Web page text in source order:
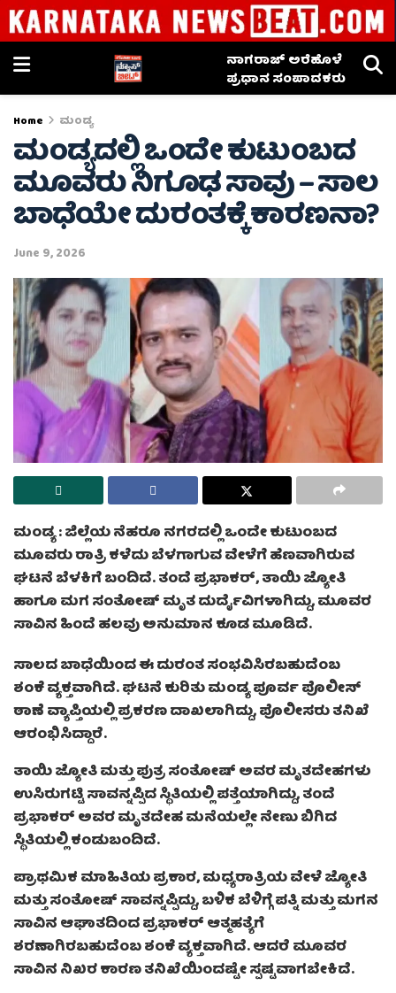
ನಾಗರಾಜ್ ಅರೆಹೊಳೆ
ಪ್ರಧಾನ ಸಂಪಾದಕರು
Home ಮಂಡ್ಯ
ಮಂಡ್ಯದಲ್ಲಿ ಒಂದೇ ಕುಟುಂಬದ
ಮೂವರು ನಿಗೂಢ ಸಾವು – ಸಾಲ
ಬಾಧೆಯೇ ದುರಂತಕ್ಕೆ ಕಾರಣನಾ?
June 9, 2026
ಮಂಡ್ಯ :ಜಿಲ್ಲೆಯ ನೆಹರೂ ನಗರದಲ್ಲಿ ಒಂದೇ ಕುಟುಂಬದ
ಮೂವರು ರಾತ್ರಿ ಕಳೆದು ಬೆಳಗಾಗುವ ವೇಳೆಗೆ ಹೆಣವಾಗಿರುವ
ಘಟನೆ ಬೆಳಕಿಗೆ ಬಂದಿದೆ. ತಂದೆ ಪ್ರಭಾಕರ್​, ತಾಯಿ ಜ್ಯೋತಿ
ಹಾಗೂ ಮಗ ಸಂತೋಷ್​​ ಮೃತ ದುರ್ದೈವಿಗಳಾಗಿದ್ದು, ಮೂವರ
ಸಾವಿನ ಹಿಂದೆ ಹಲವು ಅನುಮಾನ ಕೂಡ ಮೂಡಿದೆ.
ಸಾಲದ ಬಾಧೆಯಿಂದ ಈ ದುರಂತ ಸಂಭವಿಸಿರಬಹುದೆಂಬ
ಶಂಕೆ ವ್ಯಕ್ತವಾಗಿದೆ. ಘಟನೆ ಕುರಿತು ಮಂಡ್ಯ ಪೂರ್ವ ಪೊಲೀಸ್
ಠಾಣೆ ವ್ಯಾಪ್ತಿಯಲ್ಲಿ ಪ್ರಕರಣ ದಾಖಲಾಗಿದ್ದು, ಪೊಲೀಸರು ತನಿಖೆ
ಆರಂಭಿಸಿದ್ದಾರೆ.
ತಾಯಿ ಜ್ಯೋತಿ ಮತ್ತು ಪುತ್ರ ಸಂತೋಷ್ ಅವರ ಮೃತದೇಹಗಳು
ಉಸಿರುಗಟ್ಟಿ ಸಾವನ್ನಪ್ಪಿದ ಸ್ಥಿತಿಯಲ್ಲಿ ಪತ್ತೆಯಾಗಿದ್ದು, ತಂದೆ
ಪ್ರಭಾಕರ್ ಅವರ ಮೃತದೇಹ ಮನೆಯಲ್ಲೇ ನೇಣು ಬಿಗಿದ
ಸ್ಥಿತಿಯಲ್ಲಿ ಕಂಡುಬಂದಿದೆ.
ಪ್ರಾಥಮಿಕ ಮಾಹಿತಿಯ ಪ್ರಕಾರ, ಮಧ್ಯರಾತ್ರಿಯ ವೇಳೆ ಜ್ಯೋತಿ
ಮತ್ತು ಸಂತೋಷ್ ಸಾವನ್ನಪ್ಪಿದ್ದು, ಬಳಿಕ ಬೆಳಿಗ್ಗೆ ಪತ್ನಿ ಮತ್ತು ಮಗನ
ಸಾವಿನ ಆಘಾತದಿಂದ ಪ್ರಭಾಕರ್ ಆತ್ಮಹತ್ಯೆಗೆ
ಶರಣಾಗಿರಬಹುದೆಂಬ ಶಂಕೆ ವ್ಯಕ್ತವಾಗಿದೆ. ಆದರೆ ಮೂವರ
ಸಾವಿನ ನಿಖರ ಕಾರಣ ತನಿಖೆಯಿಂದಷ್ಟೇ ಸ್ಪಷ್ಟವಾಗಬೇಕಿದೆ.